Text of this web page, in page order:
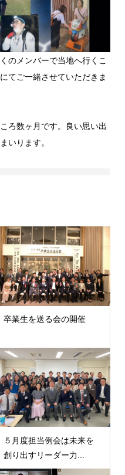
のメンバーで当地へ行くこ
てご一緒させていただきま
ろ数ヶ月です。良い思い出
いります。
卒業生を送る会の開催
５月度担当例会は未来を
創り出すリーダー力...